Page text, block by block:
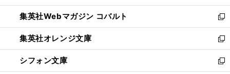
開
く
ウ
で
開
く
ン
ド
ウ
で
開
く
ウ
ィ
ン
ド
ウ
で
開
集英社Webマガジン コバルト
新
し
い
ウ
ィ
集英社オレンジ文庫
新
し
い
シフォン文庫
新